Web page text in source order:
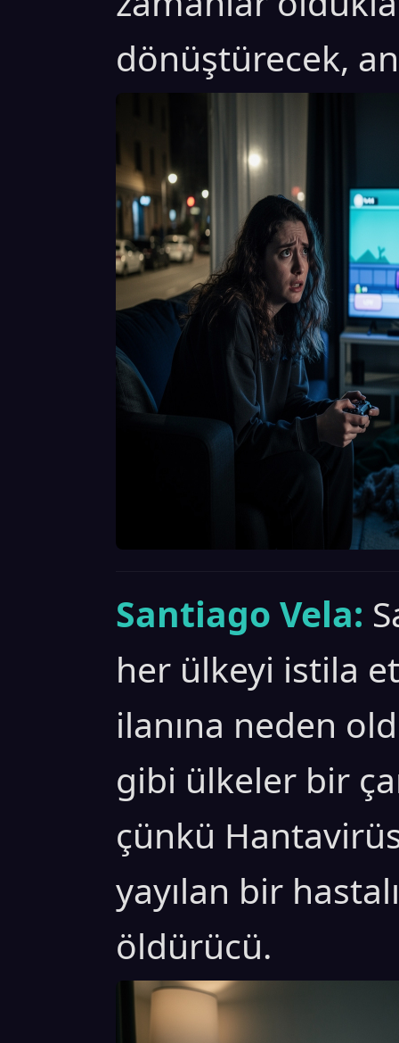
dönüştürecek,
Santiago Vela:
her ülkeyi istila
ilanına neden
gibi ülkeler bir
çünkü
yayılan bir
öldürücü.